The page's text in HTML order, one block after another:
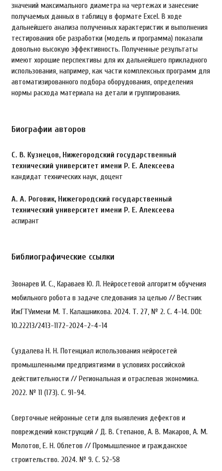
значений максимального диаметра на чертежах и занесение
получаемых данных в таблицу в формате Excel. В ходе
дальнейшего анализа полученных характеристик и выполнения
тестирования обе разработки (модель и программа) показали
довольно высокую эффективность. Полученные результаты
имеют хорошие перспективы для их дальнейшего прикладного
использования, например, как части комплексных программ для
автоматизированного подбора оборудования, определения
нормы расхода материала на детали и группирования.
Биографии авторов
С. В. Кузнецов, Нижегородский государственный
технический университет имени Р. Е. Алексеева
кандидат технических наук, доцент
А. А. Роговик, Нижегородский государственный
технический университет имени Р. Е. Алексеева
аспирант
Библиографические ссылки
Звонарев И. С., Караваев Ю. Л. Нейросетевой алгоритм обучения
мобильного робота в задаче следования за целью // Вестник
ИжГТУимени М. Т. Калашникова. 2024. Т. 27, № 2. С. 4-14. DOI:
10.22213/2413-1172-2024-2-4-14
Суздалева Н. Н. Потенциал использования нейросетей
промышленными предприятиями в условиях российской
действительности // Региональная и отраслевая экономика.
2022. № 11 (173). С. 91-94.
Сверточные нейронные сети для выявления дефектов и
повреждений конструкций / Д. В. Степанов, А. В. Макаров, А. М.
Молотов, Е. Н. Облетов // Промышленное и гражданское
строительство. 2024. № 9. С. 52-58